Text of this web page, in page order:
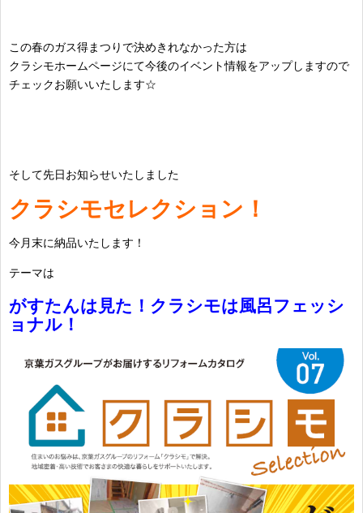
この春のガス得まつりで決めきれなかった方は
クラシモホームページにて今後のイベント情報をアップしますので
チェックお願いいたします☆
そして先日お知らせいたしました
クラシモセレクション！
今月末に納品いたします！
テーマは
がすたんは見た！クラシモは風呂フェッシ
ョナル！